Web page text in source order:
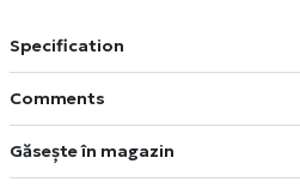
Specification
Comments
Găsește în magazin